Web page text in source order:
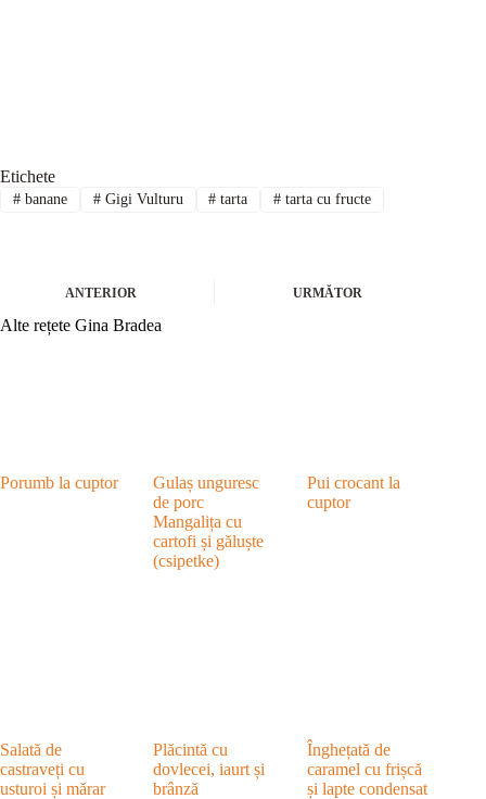
Etichete
#banane #Gigi Vulturu # tarta # tarta cu fructe
ANTERIOR URMĂTOR
Alte rețete Gina Bradea
Porumb la cuptor
Gulaș unguresc
de porc
Mangalița cu
cartofi și găluște
(csipetke)
Pui crocant la
cuptor
Salată de
castraveți cu
usturoi și mărar
Plăcintă cu
dovlecei, iaurt și
brânză
Înghețată de
caramel cu frișcă
și lapte condensat